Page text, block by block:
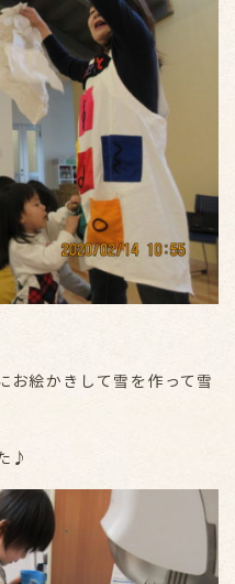
お絵かきして雪を作って雪
♪